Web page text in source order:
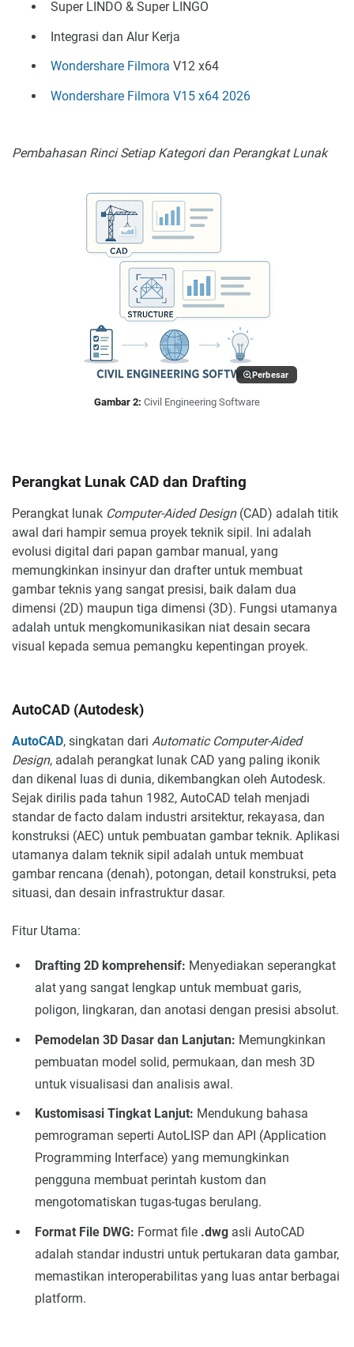
Super LINDO & Super LINGO
Integrasi dan Alur Kerja
Wondershare Filmora V12 x64
Wondershare Filmora V15 x64 2026
Pembahasan Rinci Setiap Kategori dan Perangkat Lunak
Perbesar
Gambar 2: Civil Engineering Software
Perangkat Lunak CAD dan Drafting
Perangkat lunak Computer-Aided Design(CAD) adalah titik
awal dari hampir semua proyek teknik sipil. Ini adalah
evolusi digital dari papan gambar manual, yang
memungkinkan insinyur dan drafter untuk membuat
gambar teknis yang sangat presisi, baik dalam dua
dimensi (2D) maupun tiga dimensi (3D). Fungsi utamanya
adalah untuk mengkomunikasikan niat desain secara
visual kepada semua pemangku kepentingan proyek.
AutoCAD (Autodesk)
AutoCAD, singkatan dari Automatic Computer-Aided
Design, adalah perangkat lunak CAD yang paling ikonik
dan dikenal luas di dunia, dikembangkan oleh Autodesk.
Sejak dirilis pada tahun 1982, AutoCAD telah menjadi
standar de facto dalam industri arsitektur, rekayasa, dan
konstruksi (AEC) untuk pembuatan gambar teknik. Aplikasi
utamanya dalam teknik sipil adalah untuk membuat
gambar rencana (denah), potongan, detail konstruksi, peta
situasi, dan desain infrastruktur dasar.
Fitur Utama:
Drafting 2D komprehensif: Menyediakan seperangkat
alat yang sangat lengkap untuk membuat garis,
poligon, lingkaran, dan anotasi dengan presisi absolut.
Pemodelan 3D Dasar dan Lanjutan: Memungkinkan
pembuatan model solid, permukaan, dan mesh 3D
untuk visualisasi dan analisis awal.
Kustomisasi Tingkat Lanjut: Mendukung bahasa
pemrograman seperti AutoLISP dan API (Application
Programming Interface) yang memungkinkan
pengguna membuat perintah kustom dan
mengotomatiskan tugas-tugas berulang.
Format File DWG: Format file .dwgasli AutoCAD
adalah standar industri untuk pertukaran data gambar,
memastikan interoperabilitas yang luas antar berbagai
platform.